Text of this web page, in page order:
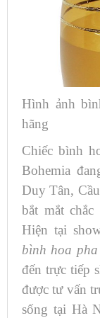
Hình ảnh
hãng
Chiếc bình
Bohemia
Duy Tân,
bắt mắt
Hiện tại
bình hoa pha
đến trực tiếp
được tư vấn
sống tại Hà